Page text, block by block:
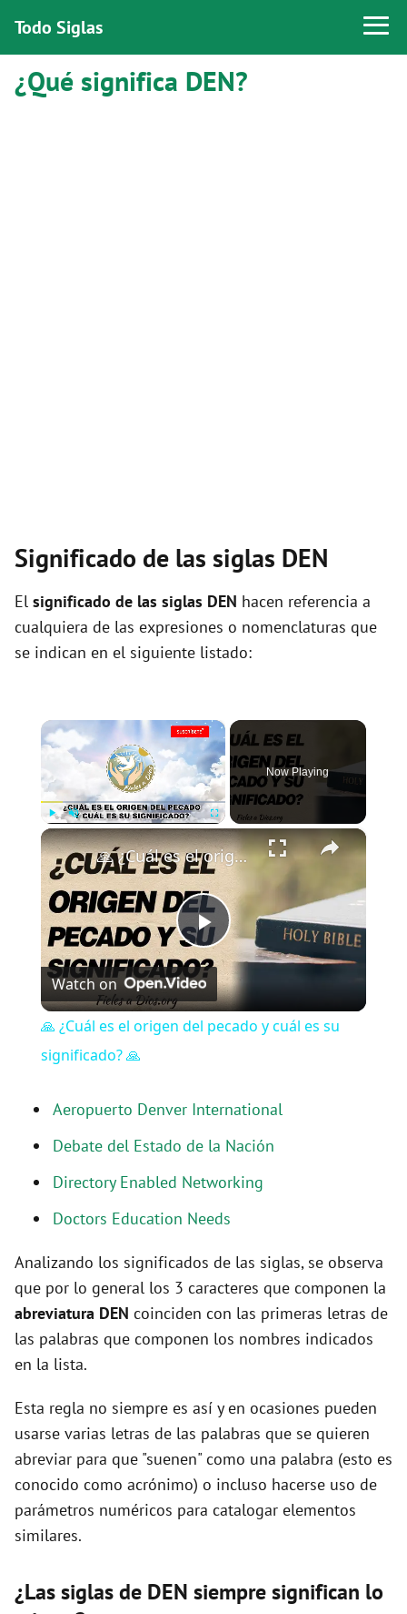
Todo Siglas
¿Qué significa DEN?
Significado de las siglas DEN
El significado de las siglas DEN hacen referencia a
cualquiera de las expresiones o nomenclaturas que
se indican en el siguiente listado:
×
Play Unmute Fullscreen
Now Playing
×
P
l
y
i
d
e
🙏 ¿Cuál es el origen del pecado y cuál es su significado? 🙏
Watch on
🙏 ¿Cuál es el origen del pecado y cuál es su
significado? 🙏
Aeropuerto Denver International
Debate del Estado de la Nación
Directory Enabled Networking
Doctors Education Needs
Analizando los significados de las siglas, se observa
que por lo general los 3 caracteres que componen la
abreviatura DEN coinciden con las primeras letras de
las palabras que componen los nombres indicados
en la lista.
Esta regla no siempre es así y en ocasiones pueden
usarse varias letras de las palabras que se quieren
abreviar para que "suenen" como una palabra (esto es
conocido como acrónimo) o incluso hacerse uso de
parámetros numéricos para catalogar elementos
similares.
¿Las siglas de DEN siempre significan lo